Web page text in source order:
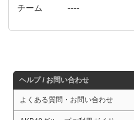
チーム ----
ヘルプ / お問い合わせ
よくある質問・お問い合わせ